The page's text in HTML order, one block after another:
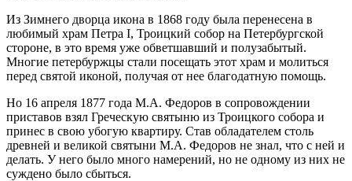
Из Зимнего дворца икона в 1868 году была перенесена в
любимый храм Петра I, Троицкий собор на Петербургской
стороне, в это время уже обветшавший и полузабытый.
Многие петербуржцы стали посещать этот храм и молиться
перед святой иконой, получая от нее благодатную помощь.
Но 16 апреля 1877 года М.А. Федоров в сопровождении
приставов взял Греческую святыню из Троицкого собора и
принес в свою убогую квартиру. Став обладателем столь
древней и великой святыни М.А. Федоров не знал, что с ней и
делать. У него было много намерений, но не одному из них не
суждено было сбыться.